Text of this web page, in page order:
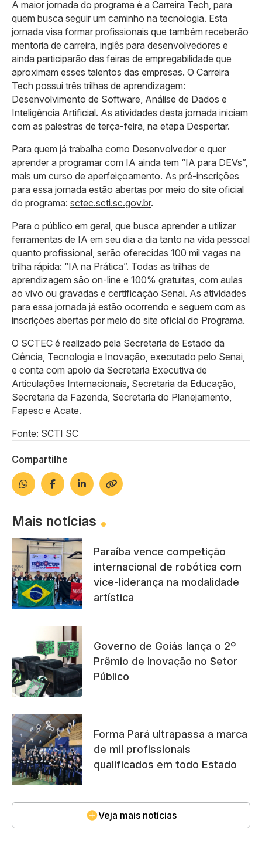
A maior jornada do programa é a Carreira Tech, para
quem busca seguir um caminho na tecnologia. Esta
jornada visa formar profissionais que também receberão
mentoria de carreira, inglês para desenvolvedores e
ainda participarão das feiras de empregabilidade que
aproximam esses talentos das empresas. O Carreira
Tech possui três trilhas de aprendizagem:
Desenvolvimento de Software, Análise de Dados e
Inteligência Artificial. As atividades desta jornada iniciam
com as palestras de terça-feira, na etapa Despertar.
Para quem já trabalha como Desenvolvedor e quer
aprender a programar com IA ainda tem “IA para DEVs”,
mais um curso de aperfeiçoamento. As pré-inscrições
para essa jornada estão abertas por meio do site oficial
do programa: sctec.scti.sc.gov.br.
Para o público em geral, que busca aprender a utilizar
ferramentas de IA em seu dia a dia tanto na vida pessoal
quanto profissional, serão oferecidas 100 mil vagas na
trilha rápida: “IA na Prática”. Todas as trilhas de
aprendizagem são on-line e 100% gratuitas, com aulas
ao vivo ou gravadas e certificação Senai. As atividades
para essa jornada já estão ocorrendo e seguem com as
inscrições abertas por meio do site oficial do Programa.
O SCTEC é realizado pela Secretaria de Estado da
Ciência, Tecnologia e Inovação, executado pelo Senai,
e conta com apoio da Secretaria Executiva de
Articulações Internacionais, Secretaria da Educação,
Secretaria da Fazenda, Secretaria do Planejamento,
Fapesc e Acate.
Fonte: SCTI SC
Compartilhe
Mais notícias
Paraíba vence competição
internacional de robótica com
vice-liderança na modalidade
artística
Governo de Goiás lança o 2º
Prêmio de Inovação no Setor
Público
Forma Pará ultrapassa a marca
de mil profissionais
qualificados em todo Estado
Veja mais notícias